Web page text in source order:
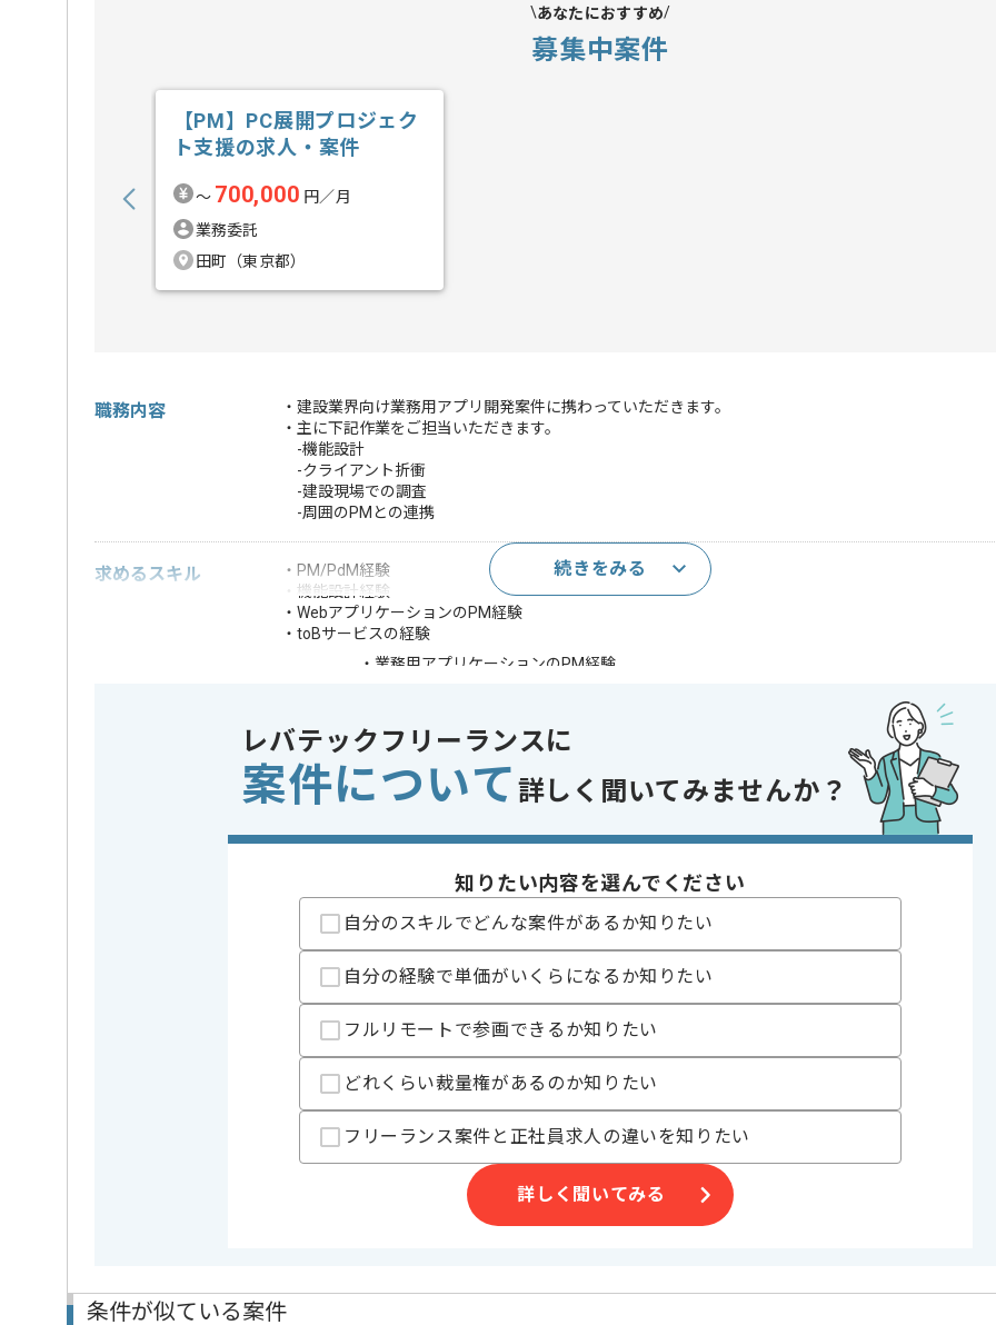
あなたにおすすめ
募集中案件
【PM】PC展開プロジェク
ト支援の求人・案件
〜 700,000 円／月
業務委託
田町（東京都）
職務内容
・建設業界向け業務用アプリ開発案件に携わっていただきます。
・主に下記作業をご担当いただきます。
-機能設計
-クライアント折衝
-建設現場での調査
-周囲のPMとの連携
求めるスキル
・PM/PdM経験
・機能設計経験
・WebアプリケーションのPM経験
・toBサービスの経験
・業務用アプリケーションのPM経験
※上記に似た経験やスキルをお持ちであれば申し込み可能なケースもございます！まずはお気軽にご相談ください！
この案件のポイント 業務内容
アプリ開発 , ベンダーコントロール
特徴
20代活躍中 , 30代活躍中 , 40代活躍中 , 長期プロジェクト , リーダー経験を活かす ,
主に建設業向けのクラウドプラットフォームの構築、運用事業
を展開している企業でございます。
今回は建設業界向け業務用アプリ開発案件に携わっていただきます。
PMとしての実務経験を活かしたい方にお勧めです。
基本的には一部リモートでの作業を見込んでおります。
複数案件を保有している企業ですので、
ご経験と実績に応じてスライド案件のご提案も差し上げる場合がございます。
続きをみる
レバテックフリーランスに
案件について 詳しく聞いてみませんか？
知りたい内容を選んでください
自分のスキルでどんな案件があるか知りたい
自分の経験で単価がいくらになるか知りたい
フルリモートで参画できるか知りたい
どれくらい裁量権があるのか知りたい
フリーランス案件と正社員求人の違いを知りたい
詳しく聞いてみる
条件が似ている案件